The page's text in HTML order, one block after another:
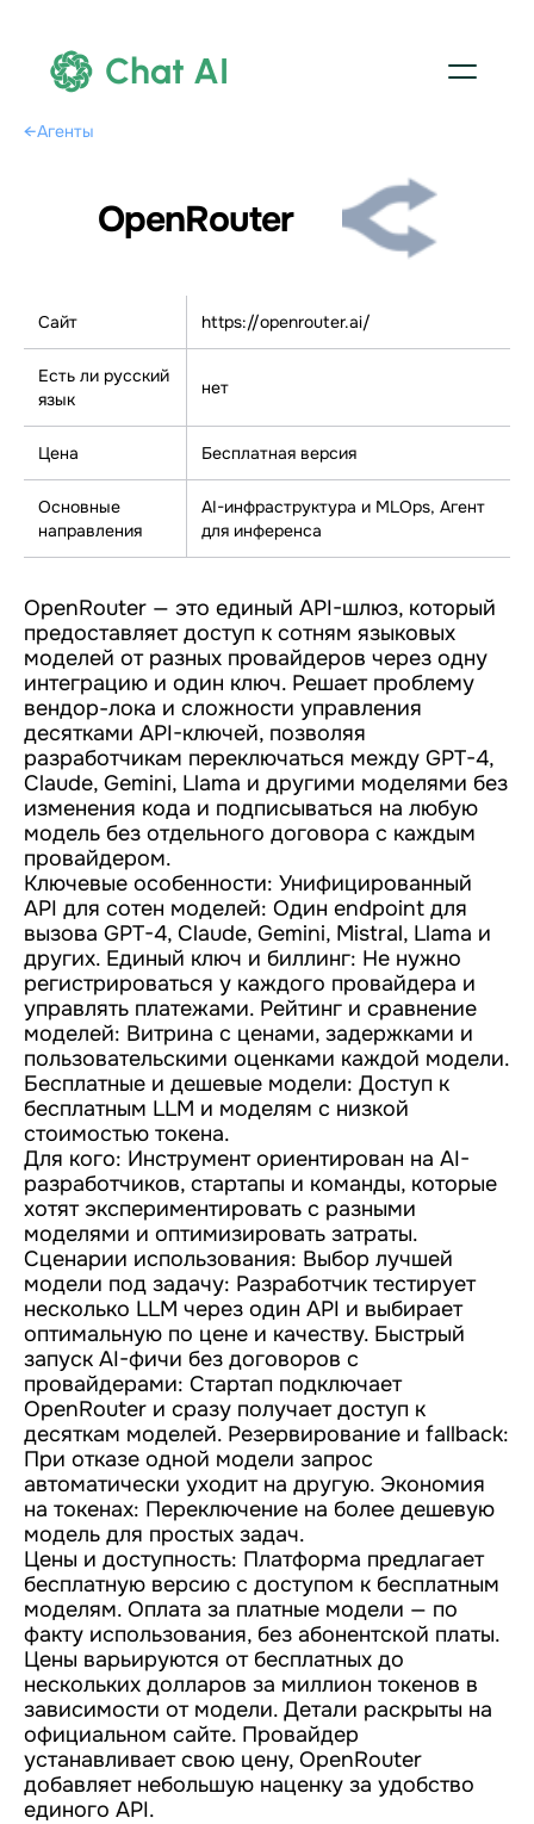
Chat AI
←Агенты
OpenRouter
Сайт https://openrouter.ai/
Есть ли русский
язык
нет
Цена Бесплатная версия
Основные
направления
AI-инфраструктура и MLOps, Агент
для инференса
OpenRouter — это единый API-шлюз, который
предоставляет доступ к сотням языковых
моделей от разных провайдеров через одну
интеграцию и один ключ. Решает проблему
вендор-лока и сложности управления
десятками API-ключей, позволяя
разработчикам переключаться между GPT-4,
Claude, Gemini, Llama и другими моделями без
изменения кода и подписываться на любую
модель без отдельного договора с каждым
провайдером.
Ключевые особенности: Унифицированный
API для сотен моделей: Один endpoint для
вызова GPT-4, Claude, Gemini, Mistral, Llama и
других. Единый ключ и биллинг: Не нужно
регистрироваться у каждого провайдера и
управлять платежами. Рейтинг и сравнение
моделей: Витрина с ценами, задержками и
пользовательскими оценками каждой модели.
Бесплатные и дешевые модели: Доступ к
бесплатным LLM и моделям с низкой
стоимостью токена.
Для кого: Инструмент ориентирован на AI-
разработчиков, стартапы и команды, которые
хотят экспериментировать с разными
моделями и оптимизировать затраты.
Сценарии использования: Выбор лучшей
модели под задачу: Разработчик тестирует
несколько LLM через один API и выбирает
оптимальную по цене и качеству. Быстрый
запуск AI-фичи без договоров с
провайдерами: Стартап подключает
OpenRouter и сразу получает доступ к
десяткам моделей. Резервирование и fallback:
При отказе одной модели запрос
автоматически уходит на другую. Экономия
на токенах: Переключение на более дешевую
модель для простых задач.
Цены и доступность: Платформа предлагает
бесплатную версию с доступом к бесплатным
моделям. Оплата за платные модели — по
факту использования, без абонентской платы.
Цены варьируются от бесплатных до
нескольких долларов за миллион токенов в
зависимости от модели. Детали раскрыты на
официальном сайте. Провайдер
устанавливает свою цену, OpenRouter
добавляет небольшую наценку за удобство
единого API.